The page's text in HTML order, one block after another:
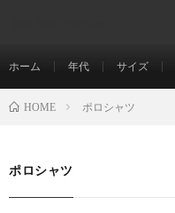
ホーム
年代 サイズ
HOME ポロシャツ
ポロシャツ